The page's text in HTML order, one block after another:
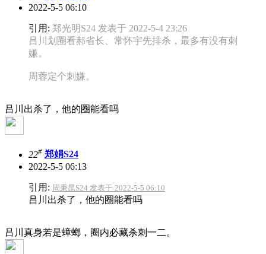
2022-5-5 06:10
引用: 郑光明S24 发表于 2022-5-4 23:26
吕川划圈看郝省长、常怀宇先排杀，最多有没有刺
嫌。
周蓉定个刺嫌。
吕川出杀了，他的圈能看吗
22# 郑娟S24
2022-5-5 06:13
引用: 周秉昆S24 发表于 2022-5-5 06:10
吕川出杀了，他的圈能看吗
吕川真身若是蟑螂，圈内必藏杀刺一二。